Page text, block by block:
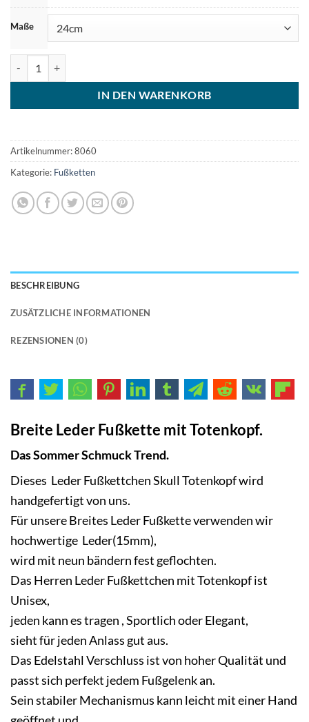
Maße
IN DEN WARENKORB
Artikelnummer:8060
Kategorie: Fußketten
BESCHREIBUNG
ZUSÄTZLICHE INFORMATIONEN
REZENSIONEN (0)
Breite Leder Fußkette mit Totenkopf.
Das Sommer Schmuck Trend.
Dieses Leder Fußkettchen Skull Totenkopf wird
handgefertigt von uns.
Für unsere Breites Leder Fußkette verwenden wir
hochwertige Leder(15mm),
wird mit neun bändern fest geflochten.
Das Herren Leder Fußkettchen mit Totenkopf ist
Unisex,
jeden kann es tragen , Sportlich oder Elegant,
sieht für jeden Anlass gut aus.
Das Edelstahl Verschluss ist von hoher Qualität und
passt sich perfekt jedem Fußgelenk an.
Sein stabiler Mechanismus kann leicht mit einer Hand